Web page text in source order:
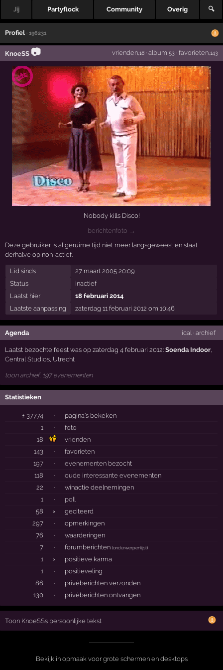
Jij Partyflock Community Overig 🔍
Profiel · 196231
KnoeSS 📷 vrienden,18· album ,53· favorieten,143
Nobody kills Disco!
berichtenfoto →
Deze gebruiker is al geruime tijd niet meer langsgeweest en staat
derhalve op non-actief.
Lid sinds
27 maart 2005 20:09
Status
inactief
Laatst hier
18 februari 2014
Laatste aanpassing
zaterdag 11 februari 2012 om 10:46
Agenda ical · archief
Laatst bezochte feest was op zaterdag 4 februari 2012:Soenda Indoor,
Central Studios, Utrecht
toon archief, 197 evenementen
Statistieken
± 37774 ·
pagina's bekeken
1
·
foto
18
vrienden
143
·
favorieten
197
·
evenementen bezocht
118
·
oude interessante evenementen
22
·
winactie deelnemingen
1
·
poll
58
×
geciteerd
297
·
opmerkingen
76
·
waarderingen
7
· forumberichten(onderwerpenlijst)
1 ×
positieve karma
1
·
positieveling
86
·
privéberichten verzonden
130
· privéberichten ontvangen
Toon KnoeSSs persoonlijke tekst
Bekijk in opmaak voor grote schermen en desktops